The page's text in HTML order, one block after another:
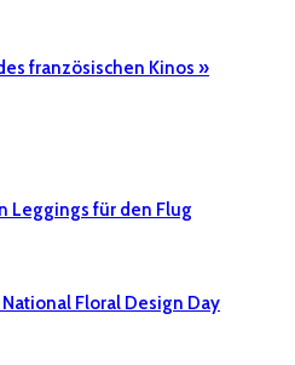
französischen Kinos »
Leggings für den Flug
Floral Design Day